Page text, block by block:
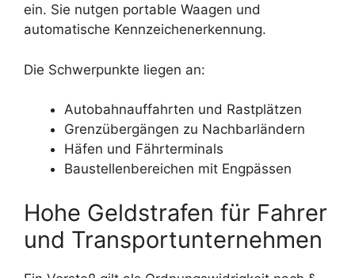
ein. Sie nutgen portable Waagen und
automatische Kennzeichenerkennung.
Die Schwerpunkte liegen an:
Autobahnauffahrten und Rastplätzen
Grenzübergängen zu Nachbarländern
Häfen und Fährterminals
Baustellenbereichen mit Engpässen
Hohe Geldstrafen für Fahrer
und Transportunternehmen